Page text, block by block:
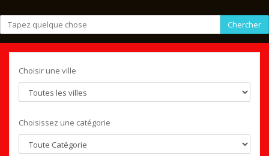
Chercher
Choisir une ville
Choisissez une catégorie